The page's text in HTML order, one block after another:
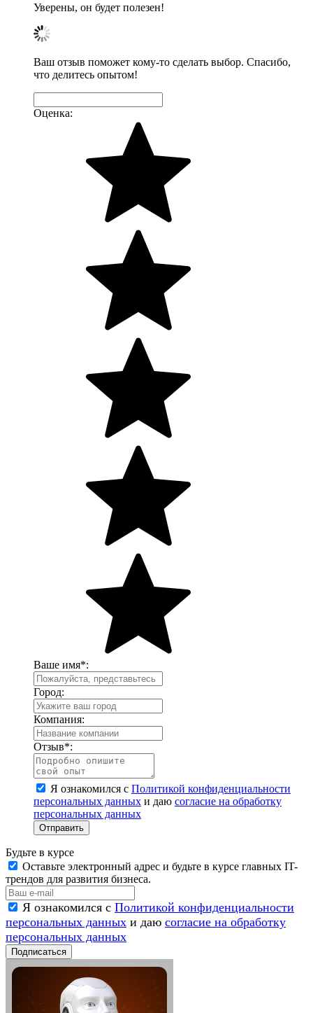
Уверены, он будет полезен!
Ваш отзыв поможет кому-то сделать выбор. Спасибо,
что делитесь опытом!
Оценка:
Ваше имя*:
Город:
Компания:
Отзыв*:
Я ознакомился с Политикой конфиденциальности
персональных данных и даю согласие на обработку
персональных данных
Отправить
Будьте в курсе
Оставьте электронный адрес и будьте в курсе главных IT-
трендов для развития бизнеса.
Я ознакомился с Политикой конфиденциальности
персональных данных и даю согласие на обработку
персональных данных